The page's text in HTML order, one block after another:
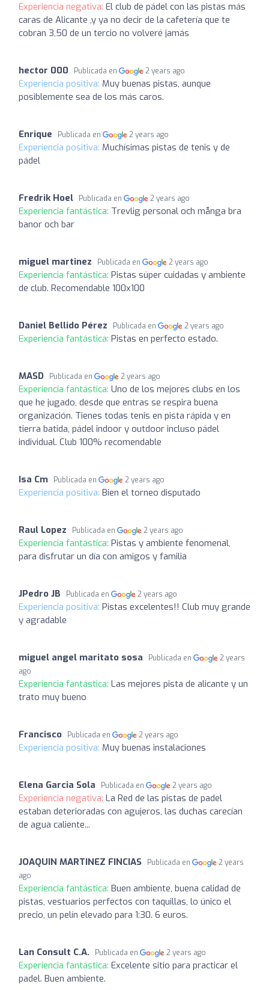
Experiencia negativa: El club de pádel con las pistas más
caras de Alicante ,y ya no decir de la cafetería que te
cobran 3,50 de un tercio no volveré jamás
hector 000 Publicada en 2 years ago
Experiencia positiva: Muy buenas pistas, aunque
posiblemente sea de los más caros.
Enrique Publicada en 2 years ago
Experiencia positiva: Muchísimas pistas de tenis y de
pádel
Fredrik Hoel Publicada en 2 years ago
Experiencia fantástica: Trevlig personal och många bra
banor och bar
miguel martinez Publicada en 2 years ago
Experiencia fantástica: Pistas súper cuidadas y ambiente
de club. Recomendable 100x100
Daniel Bellido Pérez Publicada en 2 years ago
Experiencia fantástica: Pistas en perfecto estado.
MASD Publicada en 2 years ago
Experiencia fantástica: Uno de los mejores clubs en los
que he jugado, desde que entras se respira buena
organización. Tienes todas tenis en pista rápida y en
tierra batida, pádel indoor y outdoor incluso pádel
individual. Club 100% recomendable
Isa Cm Publicada en 2 years ago
Experiencia positiva: Bien el torneo disputado
Raul Lopez Publicada en 2 years ago
Experiencia fantástica: Pistas y ambiente fenomenal,
para disfrutar un día con amigos y familia
JPedro JB Publicada en 2 years ago
Experiencia positiva: Pistas excelentes!! Club muy grande
y agradable
miguel angel maritato sosa Publicada en
2 years
ago
Experiencia fantástica: Las mejores pista de alicante y un
trato muy bueno
Francisco Publicada en 2 years ago
Experiencia positiva: Muy buenas instalaciones
Elena Garcia Sola Publicada en 2 years ago
Experiencia negativa: La Red de las pistas de padel
estaban deterioradas con agujeros, las duchas carecían
de agua caliente...
JOAQUIN MARTINEZ FINCIAS Publicada en
2 years
ago
Experiencia fantástica: Buen ambiente, buena calidad de
pistas, vestuarios perfectos con taquillas, lo único el
precio, un pelín elevado para 1:30. 6 euros.
Lan Consult C.A. Publicada en 2 years ago
Experiencia fantástica: Excelente sitio para practicar el
padel. Buen ambiente.